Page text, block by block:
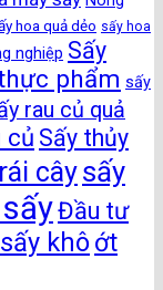
hoa quả dẻo sấy hoa
nghiệp Sấy
phẩm sấy
rau củ quả
củ Sấy thủy
câysấy
Đầu tư
khôớt